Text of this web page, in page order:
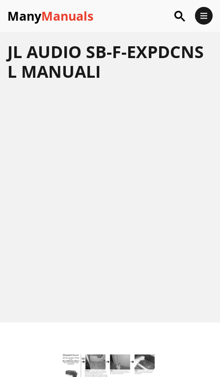
ManyManuals
JL AUDIO SB-F-EXPDCNS
L MANUALI